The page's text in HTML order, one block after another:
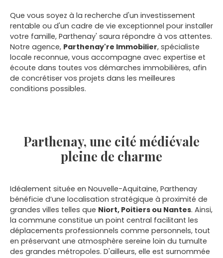
Que vous soyez à la recherche d'un investissement
rentable ou d'un cadre de vie exceptionnel pour installer
votre famille, Parthenay' saura répondre à vos attentes.
Notre agence, Parthenay're Immobilier, spécialiste
locale reconnue, vous accompagne avec expertise et
écoute dans toutes vos démarches immobilières, afin
de concrétiser vos projets dans les meilleures
conditions possibles.
Parthenay, une cité médiévale
pleine de charme
Idéalement située en Nouvelle-Aquitaine, Parthenay
bénéficie d’une localisation stratégique à proximité de
grandes villes telles que Niort, Poitiers ou Nantes. Ainsi,
la commune constitue un point central facilitant les
déplacements professionnels comme personnels, tout
en préservant une atmosphère sereine loin du tumulte
des grandes métropoles. D'ailleurs, elle est surnommée